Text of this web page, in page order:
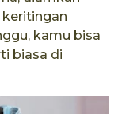
keritingan
kamu bisa
biasa di